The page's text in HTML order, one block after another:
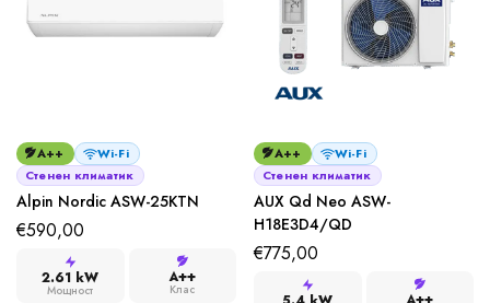
A++
Wi-Fi
Стенен климатик
Alpin Nordic ASW-25KTN
€590,00
2.61 kW
Мощност
A++
Клас
A++
Wi-Fi
Стенен климатик
AUX Qd Neo ASW-
H18E3D4/QD
€775,00